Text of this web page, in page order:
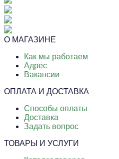
О МАГАЗИНЕ
Как мы работаем
Адрес
Вакансии
ОПЛАТА И ДОСТАВКА
Способы оплаты
Доставка
Задать вопрос
ТОВАРЫ И УСЛУГИ